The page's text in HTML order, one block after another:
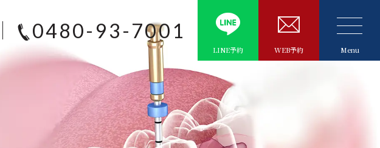
0480-93-7001
LINE予約 WEB予約 Menu
CONTENTS
歯周病治療
精密根管治療